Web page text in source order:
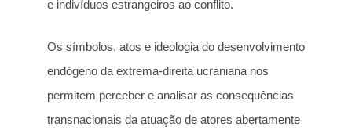
e indivíduos estrangeiros ao conflito.
Os símbolos, atos e ideologia do desenvolvimento
endógeno da extrema-direita ucraniana nos
permitem perceber e analisar as consequências
transnacionais da atuação de atores abertamente